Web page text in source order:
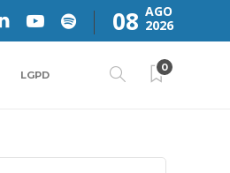
08 AGO
2026
LGPD
0